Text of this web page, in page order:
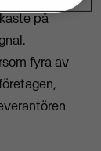
på
fyra av